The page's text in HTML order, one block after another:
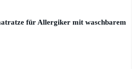
für Allergiker mit waschbarem